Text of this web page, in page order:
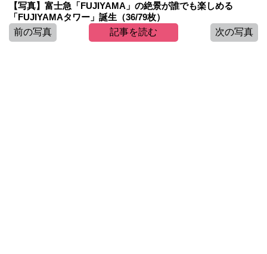
【写真】富士急「FUJIYAMA」の絶景が誰でも楽しめる
「FUJIYAMAタワー」誕生（36/79枚）
前の写真
記事を読む 次の写真